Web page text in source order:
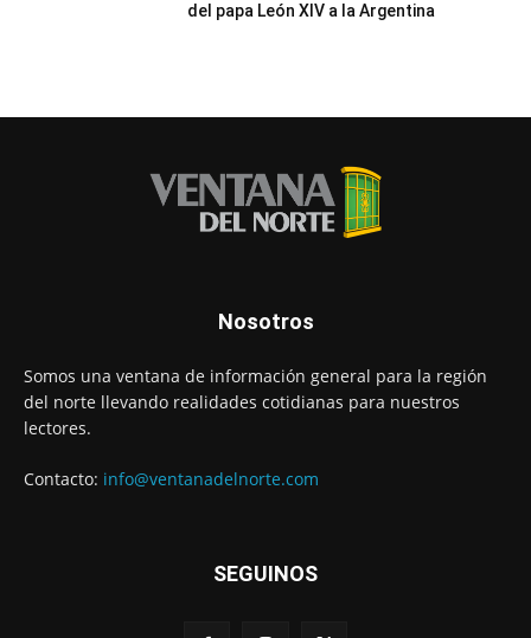
del papa León XIV a la Argentina
Nosotros
Somos una ventana de información general para la región
del norte llevando realidades cotidianas para nuestros
lectores.
Contacto: info@ventanadelnorte.com
SEGUINOS